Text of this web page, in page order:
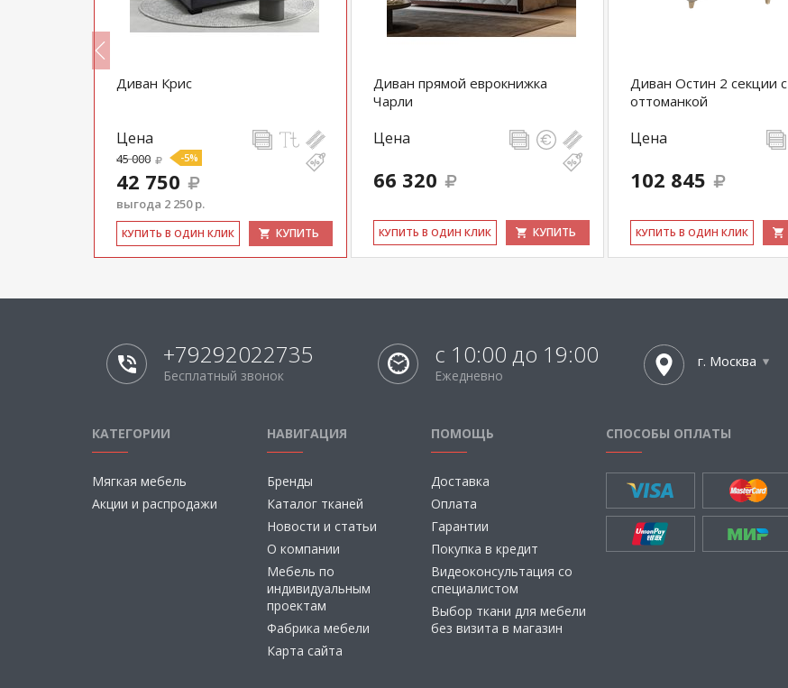
Диван Крис
Цена
45 000 -5%
42 750
выгода 2 250 р.
КУ­ПИТЬ В ОДИН КЛИК КУПИТЬ
Диван прямой еврокнижка
Чарли
Цена
66 320
КУ­ПИТЬ В ОДИН КЛИК КУПИТЬ
Диван Остин 2 секции с
оттоманкой
Цена
102 845
КУ­ПИТЬ В ОДИН КЛИК
+79292022735
Бесплатный звонок
с 10:00 до 19:00
Ежедневно
г. Москва
КАТЕГОРИИ
Мягкая мебель
Акции и распродажи
НАВИГАЦИЯ
Бренды
Каталог тканей
Новости и статьи
О компании
Мебель по
индивидуальным
проектам
Фабрика мебели
Карта сайта
ПОМОЩЬ
Доставка
Оплата
Гарантии
Покупка в кредит
Видеоконсультация со
специалистом
Выбор ткани для мебели
без визита в магазин
СПОСОБЫ ОПЛАТЫ